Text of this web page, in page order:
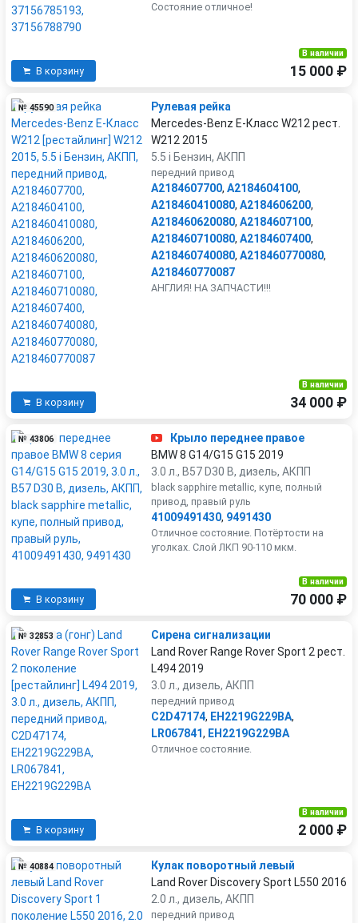
Состояние отличное!
В корзину
В наличии
15 000 ₽
№ 45590
Рулевая рейка
Mercedes-Benz E-Класс W212 рест.
W212 2015
5.5 i Бензин, АКПП
передний привод
A2184607700, A2184604100,
A218460410080, A2184606200,
A218460620080, A2184607100,
A218460710080, A2184607400,
A218460740080, A218460770080,
A218460770087
АНГЛИЯ! НА ЗАПЧАСТИ!!!
В корзину
В наличии
34 000 ₽
№ 43806
Крыло переднее правое
BMW 8 G14/G15 G15 2019
3.0 л., B57 D30 B, дизель, АКПП
black sapphire metallic, купе, полный
привод, правый руль
41009491430, 9491430
Отличное состояние. Потёртости на
уголках. Слой ЛКП 90-110 мкм.
В корзину
В наличии
70 000 ₽
№ 32853
Сирена сигнализации
Land Rover Range Rover Sport 2 рест.
L494 2019
3.0 л., дизель, АКПП
передний привод
C2D47174, EH2219G229BA,
LR067841, EH2219G229BA
Отличное состояние.
В корзину
В наличии
2 000 ₽
№ 40884
Кулак поворотный левый
Land Rover Discovery Sport L550 2016
2.0 л., дизель, АКПП
передний привод